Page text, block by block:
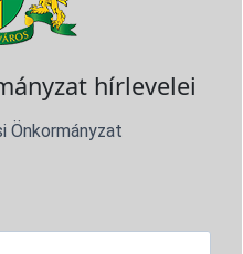
hírlevelei
Önkormányzat